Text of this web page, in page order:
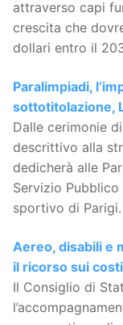
attraverso capi
crescita che
dollari entro il
Paralimpiadi,
sottotitolazione,
Dalle cerimonie
descrittivo alla
dedicherà alle
Servizio Pubblico
sportivo di Parigi.
Aereo, disabili e
il ricorso sui
Il Consiglio di